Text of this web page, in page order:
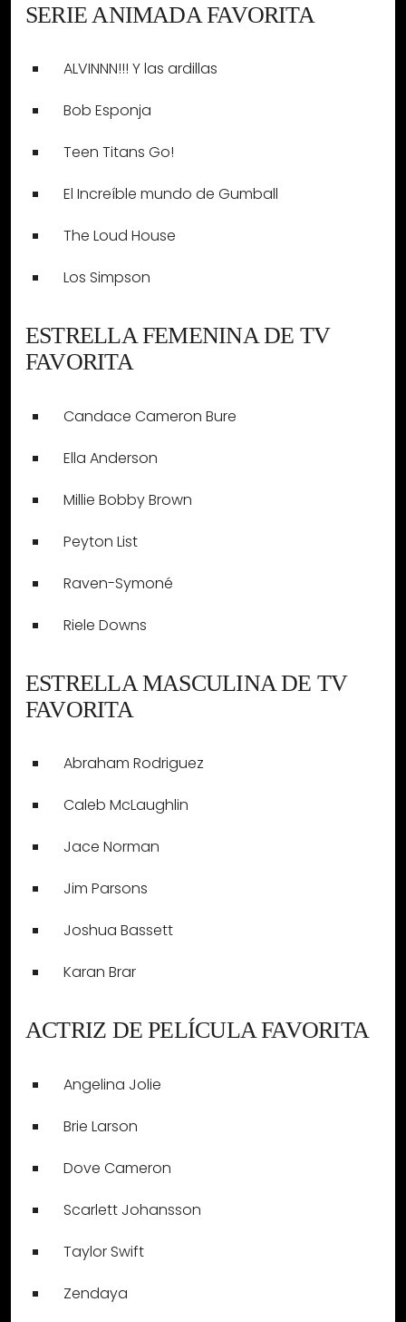
SERIE ANIMADA FAVORITA
ALVINNN!!! Y las ardillas
Bob Esponja
Teen Titans Go!
El Increíble mundo de Gumball
The Loud House
Los Simpson
ESTRELLA FEMENINA DE TV
FAVORITA
Candace Cameron Bure
Ella Anderson
Millie Bobby Brown
Peyton List
Raven-Symoné
Riele Downs
ESTRELLA MASCULINA DE TV
FAVORITA
Abraham Rodriguez
Caleb McLaughlin
Jace Norman
Jim Parsons
Joshua Bassett
Karan Brar
ACTRIZ DE PELÍCULA FAVORITA
Angelina Jolie
Brie Larson
Dove Cameron
Scarlett Johansson
Taylor Swift
Zendaya